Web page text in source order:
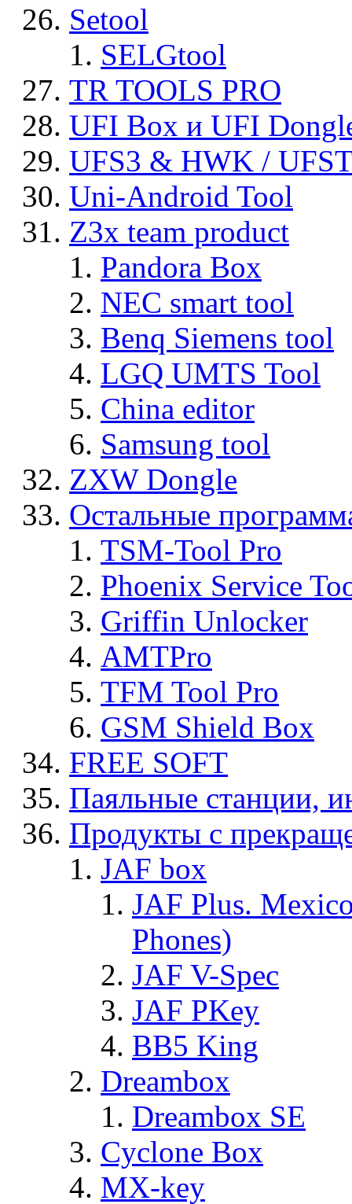
Setool
SELGtool
TR TOOLS PRO
UFI Box и UFI
UFS3 & HWK /
Uni-Android Tool
Z3x team product
Pandora Box
NEC smart tool
Benq Siemens tool
LGQ UMTS Tool
China editor
Samsung tool
ZXW Dongle
Остальные
TSM-Tool Pro
Phoenix Service
Griffin Unlocker
AMTPro
TFM Tool Pro
GSM Shield Box
FREE SOFT
Паяльные станции,
Продукты с
JAF box
JAF Plus.
Phones)
JAF V-Spec
JAF PKey
BB5 King
Dreambox
Dreambox SE
Cyclone Box
MX-key